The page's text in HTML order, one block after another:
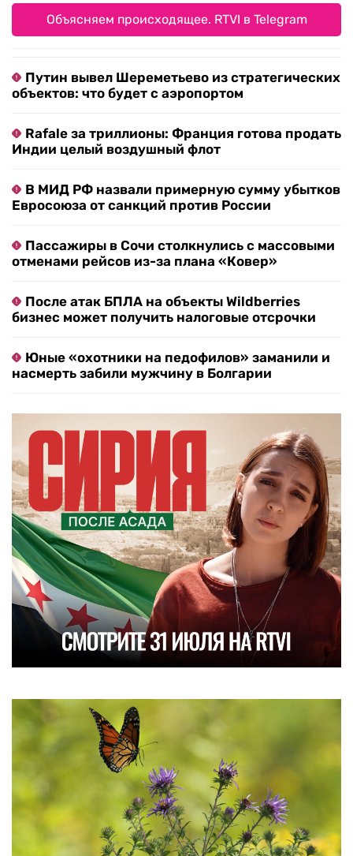
Объясняем происходящее. RTVI в Telegram
Путин вывел Шереметьево из стратегических
объектов: что будет с аэропортом
Rafale за триллионы: Франция готова продать
Индии целый воздушный флот
В МИД РФ назвали примерную сумму убытков
Евросоюза от санкций против России
Пассажиры в Сочи столкнулись с массовыми
отменами рейсов из-за плана «Ковер»
После атак БПЛА на объекты Wildberries
бизнес может получить налоговые отсрочки
Юные «охотники на педофилов» заманили и
насмерть забили мужчину в Болгарии